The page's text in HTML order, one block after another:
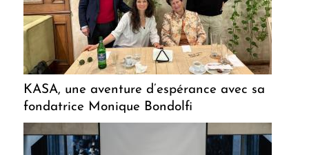
KASA, une aventure d’espérance avec sa
fondatrice Monique Bondolfi